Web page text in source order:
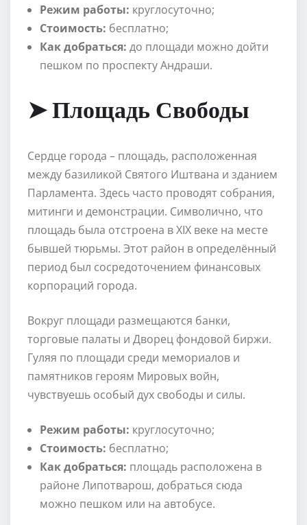
Режим работы: круглосуточно;
Стоимость: бесплатно;
Как добраться: до площади можно дойти
пешком по проспекту Андраши.
➤ Площадь Свободы
Сердце города – площадь, расположенная
между базиликой Святого Иштвана и зданием
Парламента. Здесь часто проводят собрания,
митинги и демонстрации. Символично, что
площадь была отстроена в XIX веке на месте
бывшей тюрьмы. Этот район в определённый
период был сосредоточением финансовых
корпораций города.
Вокруг площади размещаются банки,
торговые палаты и Дворец фондовой биржи.
Гуляя по площади среди мемориалов и
памятников героям Мировых войн,
чувствуешь особый дух свободы и силы.
Режим работы: круглосуточно;
Стоимость: бесплатно;
Как добраться: площадь расположена в
районе Липотварош, добраться сюда
можно пешком или на автобусе.